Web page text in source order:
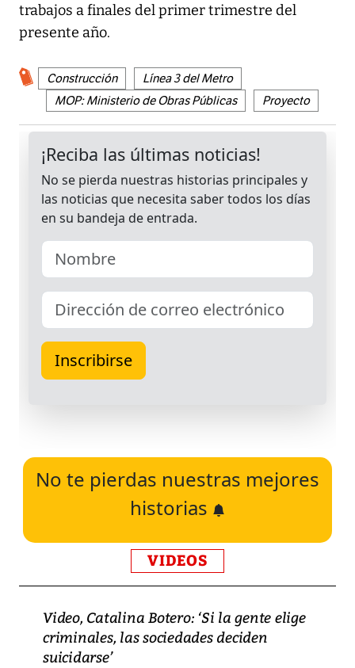
trabajos a finales del primer trimestre del
presente año.
Construcción
Línea 3 del Metro
MOP: Ministerio de Obras Públicas
Proyecto
No te pierdas nuestras mejores
historias
VIDEOS
Video, Catalina Botero: ‘Si la gente elige
criminales, las sociedades deciden
suicidarse’